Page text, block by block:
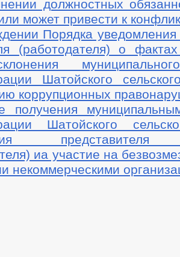
должностных
может привести к
Порядка уведомления
(работодателя) о
Шатойского
коррупционных
получения
Шатойского
представителя
иа участие на
некоммерческими